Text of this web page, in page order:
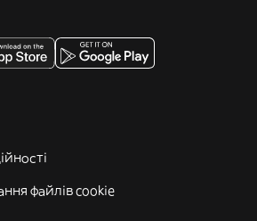
файлів cookie